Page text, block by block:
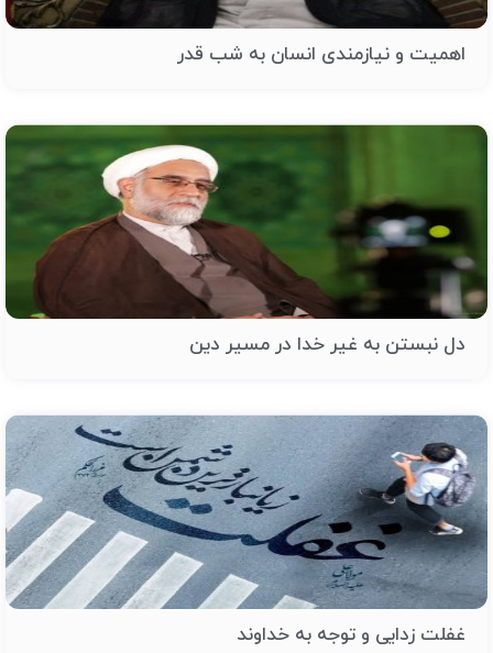
اهمیت و نیازمندی انسان به شب قدر
دل نبستن به غیر خدا در مسیر دین
غفلت زدایی و توجه به خداوند